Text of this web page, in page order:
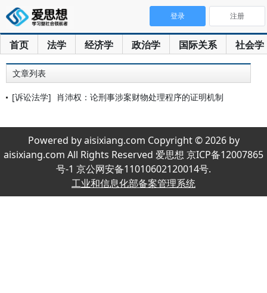
首页 法学 经济学 政治学 国际关系 社会学
登录 注册
文章列表
[诉讼法学] 肖沛权：论刑事涉案财物处理程序的证明机制
Powered by aisixiang.com Copyright © 2026 by
aisixiang.com All Rights Reserved 爱思想 京ICP备12007865
号-1 京公网安备11010602120014号.
工业和信息化部备案管理系统